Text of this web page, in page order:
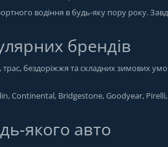
водіння в будь-яку пору року.
брендів
трас, бездоріжжя та складних
Bridgestone, Goodyear,
якого авто